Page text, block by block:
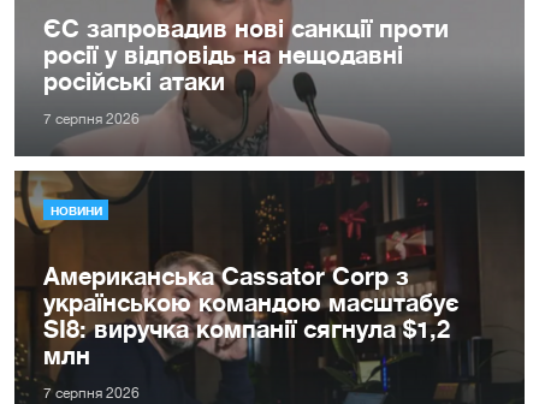
ЄС запровадив нові санкції проти
росії у відповідь на нещодавні
російські атаки
7 серпня 2026
НОВИНИ
Американська Cassator Corp з
українською командою масштабує
SI8: виручка компанії сягнула $1,2
млн
7 серпня 2026